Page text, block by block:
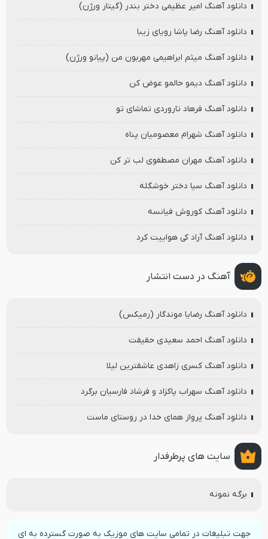
دانلود آهنگ امیر عظیمی دختر بندر (گیتار ورژن)
دانلود آهنگ رضا پاشا رویای زیبا
دانلود آهنگ میثم ابراهیمی مهربون من (پیانو ورژن)
دانلود آهنگ دیمو حالمو عوض کن
دانلود آهنگ فرهاد تاروردی تماشای تو
دانلود آهنگ شهرام معصومیان پناه
دانلود آهنگ مهران مصطفوی لب تر کن
دانلود آهنگ سیا دختر خوشگله
دانلود آهنگ کوروش فیانسه
دانلود آهنگ آراد کی هواییت کرد
آهنگ در دست انتشار
دانلود آهنگ رضایا موندگار (رمیکس)
دانلود آهنگ احمد سعیدی حقیقت
دانلود آهنگ کسری زاهدی عاشقترین لیلا
دانلود آهنگ سهراب پاکزاد و فرشاد فارسیان برگرد
دانلود آهنگ پرواز همای خدا در روستای ماست
سایت های پرطرفدار
برگه نمونه
جهت تبلیغات در تمامی سایت های موزیک به صورت گسترده به ای